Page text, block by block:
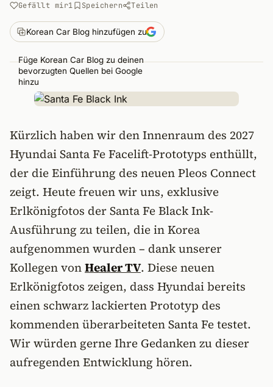
Gefällt mir1 Speichern Teilen
Korean Car Blog hinzufügen zu
Füge Korean Car Blog zu deinen
bevorzugten Quellen bei Google
hinzu
Kürzlich haben wir den Innenraum des 2027
Hyundai Santa Fe Facelift-Prototyps enthüllt,
der die Einführung des neuen Pleos Connect
zeigt. Heute freuen wir uns, exklusive
Erlkönigfotos der Santa Fe Black Ink-
Ausführung zu teilen, die in Korea
aufgenommen wurden – dank unserer
Kollegen vonHealer TV. Diese neuen
Erlkönigfotos zeigen, dass Hyundai bereits
einen schwarz lackierten Prototyp des
kommenden überarbeiteten Santa Fe testet.
Wir würden gerne Ihre Gedanken zu dieser
aufregenden Entwicklung hören.